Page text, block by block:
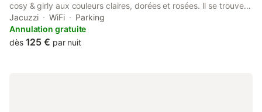
cosy & girly aux couleurs claires, dorées et rosées. Il se trouve
sur une grande parcelle avec d'autres chalets en bois dans le
Parc National des Cévennes, au bord d'une petite rivière. Sur
place la location d'un spa extérieur et de vélos électriques vous
Jacuzzi WiFi
Parking
Annulation gratuite
dès 125 € par nuit